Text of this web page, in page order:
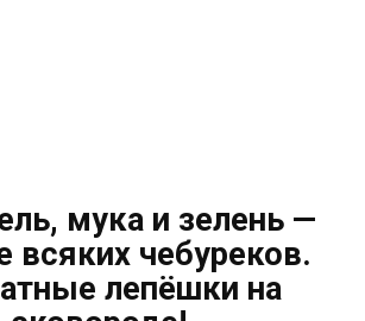
мука и зелень —
всяких чебуреков.
лепёшки на